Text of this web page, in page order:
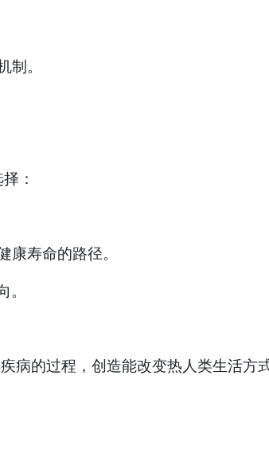
。
：
寿命的路径。
的过程，创造能改变热人类生活方